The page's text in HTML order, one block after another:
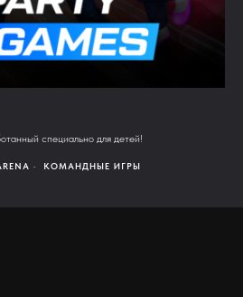
специально для детей!
КОМАНДНЫЕ ИГРЫ